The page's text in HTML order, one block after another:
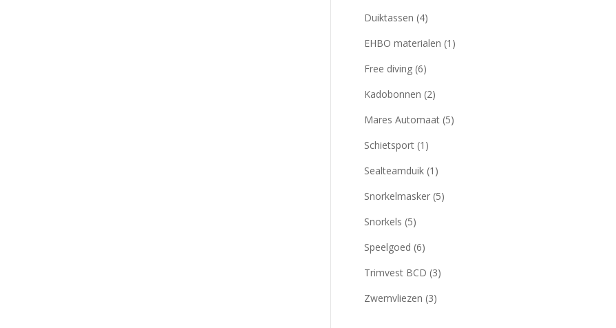
Duiktassen (4)
EHBO materialen (1)
Free diving (6)
Kadobonnen (2)
Mares Automaat (5)
Schietsport (1)
Sealteamduik (1)
Snorkelmasker (5)
Snorkels (5)
Speelgoed (6)
Trimvest BCD (3)
Zwemvliezen (3)